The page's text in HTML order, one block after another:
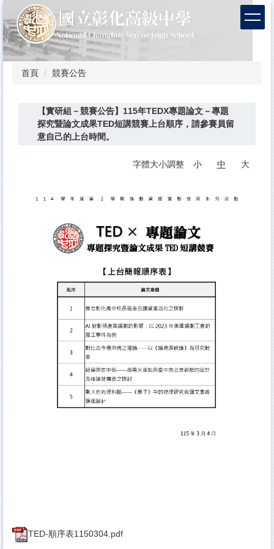
到
主
要
內
首頁 競賽公告
【實研組－競賽公告】115年TEDX專題論文－專題
探究暨論文成果TED短講競賽上台順序，請參賽員留
意自己的上台時間。
字體大小調整 小 中 大
TED-順序表1150304.pdf